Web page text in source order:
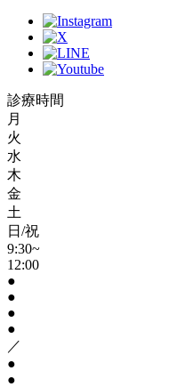
診療時間
月
火
水
木
金
土
日/祝
9:30~
12:00
●
●
●
●
／
●
●